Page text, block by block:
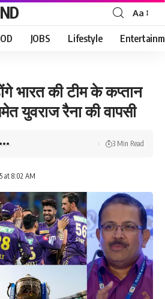
Font
Resizer
Aa
JOBS Lifestyle
भारत की टीम के कप्तान
युवराज रैना की वापसी
at 8:02 AM
3 Min Read